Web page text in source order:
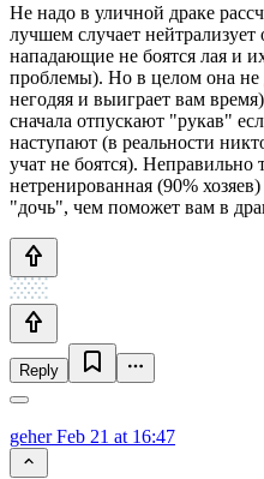
Не надо в уличной драке
лучшем случает
нападающие не боятся лая и
проблемы). Но в целом она не
негодяя и выиграет вам
сначала отпускают "рукав"
наступают (в реальности
учат не боятся).
нетренированная (90%
"дочь", чем поможет вам в
Reply
geherFeb 21 at 16:47